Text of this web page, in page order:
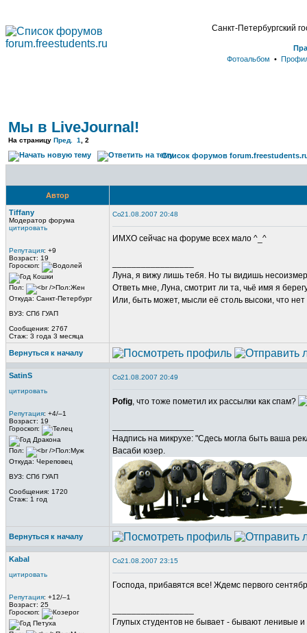
Санкт-Петербургский
Фотоальбом •
Мы в LiveJournal!
На страницу Пред. 1 2
Список форумов
Автор
Tiffany
Модератор форума
цитировать
Репутация: +9
Возраст: 19
Гороскоп:
Пол:
Откуда: Санкт-Петербург
ВУЗ: СПб ГУАП
Сообщения: 2767
Стаж: 3 года 3 месяца
21.08.2007 20:48
ИМХО сейчас на форуме всех мало ^_^
Луна, я вижу лишь тебя. Но ты видишь
Ответь мне, Луна, смотрит ли та, чьё имя я
Или, быть может, мысли её столь высоки, что
Вернуться к началу
SatinS
цитировать
Репутация: +4/–1
Возраст: 19
Гороскоп:
Пол:
Откуда: Череповец
ВУЗ: СПб ГУАП
Сообщения: 1720
Стаж: 1 год
21.08.2007 20:49
Pofig, что тоже пометил их рассылки как спам?
Надпись на микрухе: "Сдесь могла быть ваша
Васаби юзер.
Вернуться к началу
Kabal
цитировать
Репутация: +12/–1
Возраст: 25
Гороскоп:
21.08.2007 23:15
Господа, прибавятся все! Ждемс первого
Глупых студентов не бывает - бывают ленивые